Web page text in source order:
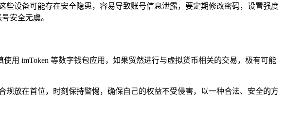
设备可能存在安全隐患，容易导致账号信息泄露，要定期修改密码，设置强度
安全无虞。
用 imToken 等数字钱包应用，如果贸然进行与虚拟货币相关的交易，极有可能
放在首位，时刻保持警惕，确保自己的权益不受侵害，以一种合法、安全的方